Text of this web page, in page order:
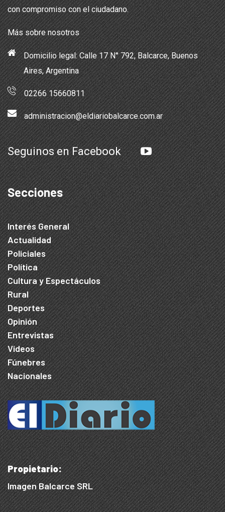
con compromiso con el ciudadano.
Más sobre nosotros
Domicilio legal: Calle 17 N° 792, Balcarce, Buenos
Aires, Argentina
02266 15660811
administracion@eldiariobalcarce.com.ar
Seguinos en Facebook
Secciones
Interés General
Actualidad
Policiales
Política
Cultura y Espectáculos
Rural
Deportes
Opinión
Entrevistas
Videos
Fúnebres
Nacionales
Propietario:
Imagen Balcarce SRL